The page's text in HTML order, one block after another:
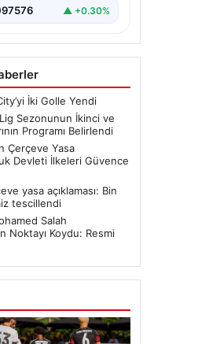
▲ +0.30%
İki Golle Yendi
Sezonunun İkinci ve
Programı Belirlendi
Çerçeve Yasa
Devleti İlkeleri Güvence
yasa açıklaması: Bin
tescillendi
Salah
Noktayı Koydu: Resmi